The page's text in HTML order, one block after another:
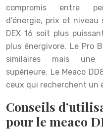
compromis entre
d’énergie, prix et niveau
DEX 16 soit plus
plus énergivore. Le Pro
similaires mais une
supérieure. Le Meaco
ceux qui recherchent un
Conseils
pour le meaco